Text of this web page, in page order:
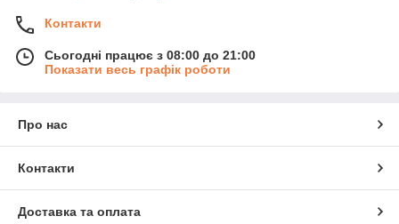
Контакти
Сьогодні працює з 08:00 до 21:00
Показати весь графік роботи
Про нас
Контакти
Доставка та оплата